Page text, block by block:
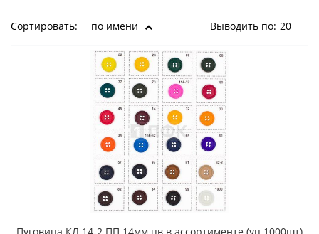
Сортировать: по имени Выводить по: 20